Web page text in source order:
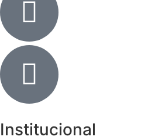
Institucional